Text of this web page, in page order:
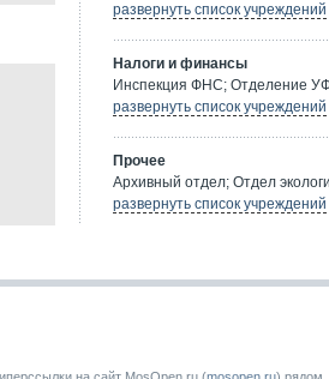
развернуть список учреждений
Налоги и финансы
Инспекция ФНС; Отделение
развернуть список учреждений
Прочее
Архивный отдел; Отдел
развернуть список учреждений